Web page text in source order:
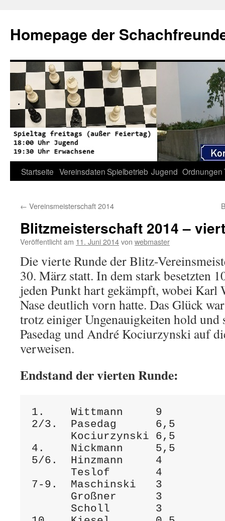
springen
Homepage der
Startseite VereinsdatenSpielbetrieb Jugend Ordnungen
← Vereinsmeisterschaft 2014
Blitzmeisterschaft 2014 –
Veröffentlicht am 11. Juni 2014von webmaster
Die vierte Runde der Blitz-
30. März statt. In dem stark besetzten
jeden Punkt hart gekämpft, wobei Karl
Nase deutlich vorn hatte. Das Glück
trotz einiger Ungenauigkeiten hold und
Pasedag und André Kociurzynski auf
verweisen.
Endstand der vierten Runde:
1.    Wittmann     9
2/3.  Pasedag      6,5
      Kociurzynski 6,5
4.    Nickmann     5,5
5/6.  Hinzmann     4
      Teslof       4
7-9.  Maschinski   3
      Großner      3
      Scholl       3